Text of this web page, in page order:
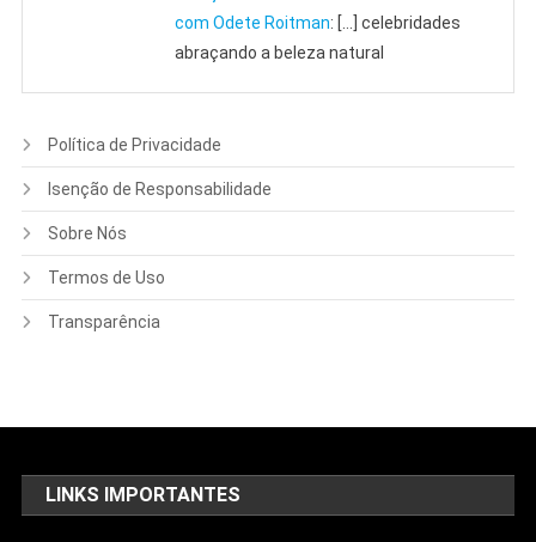
com Odete Roitman: […] celebridades
abraçando a beleza natural
Política de Privacidade
Isenção de Responsabilidade
Sobre Nós
Termos de Uso
Transparência
LINKS IMPORTANTES